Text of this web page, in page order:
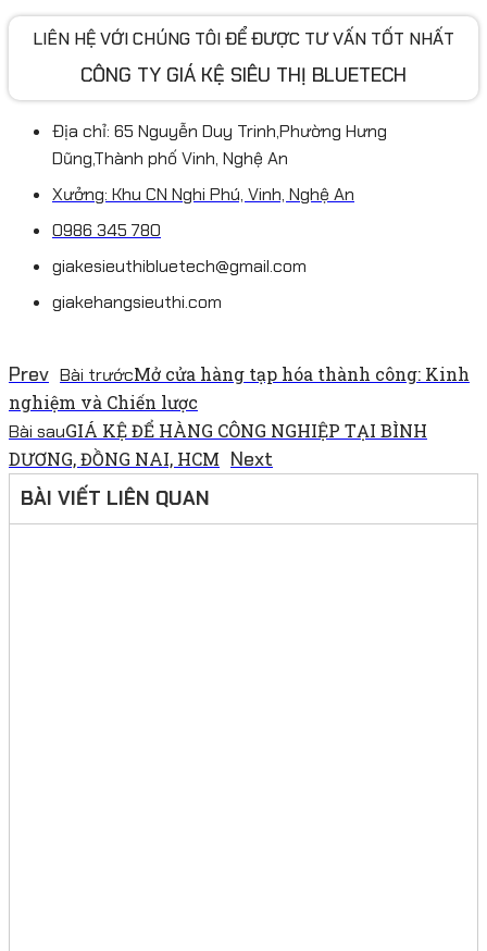
LIÊN HỆ VỚI CHÚNG TÔI ĐỂ ĐƯỢC TƯ VẤN TỐT NHẤT
CÔNG TY GIÁ KỆ SIÊU THỊ BLUETECH
Địa chỉ: 65 Nguyễn Duy Trinh,Phường Hưng
Dũng,Thành phố Vinh, Nghệ An
Xưởng: Khu CN Nghi Phú, Vinh, Nghệ An
0986 345 780
giakesieuthibluetech@gmail.com
giakehangsieuthi.com
Prev Bài trướcMở cửa hàng tạp hóa thành công: Kinh
nghiệm và Chiến lược
Bài sauGIÁ KỆ ĐỂ HÀNG CÔNG NGHIỆP TẠI BÌNH
DƯƠNG, ĐỒNG NAI, HCM Next
BÀI VIẾT LIÊN QUAN